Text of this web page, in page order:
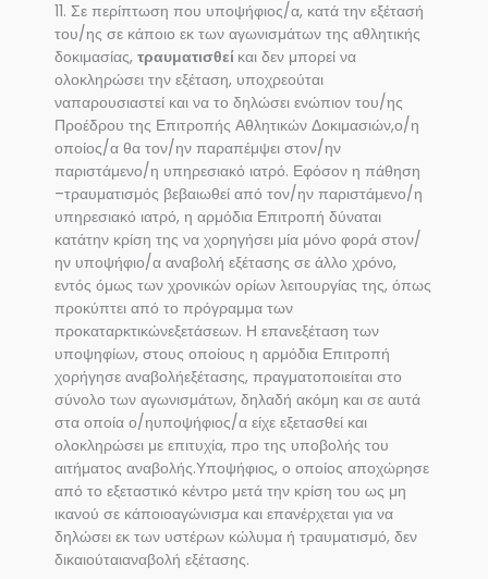
11. Σε περίπτωση που υποψήφιος/α, κατά την εξέτασή
του/ης σε κάποιο εκ των αγωνισμάτων της αθλητικής
δοκιμασίας, τραυματισθεί και δεν μπορεί να
ολοκληρώσει την εξέταση, υποχρεούται
ναπαρουσιαστεί και να το δηλώσει ενώπιον του/ης
Προέδρου της Επιτροπής Αθλητικών Δοκιμασιών,ο/η
οποίος/α θα τον/ην παραπέμψει στον/ην
παριστάμενο/η υπηρεσιακό ιατρό. Εφόσον η πάθηση
–τραυματισμός βεβαιωθεί από τον/ην παριστάμενο/η
υπηρεσιακό ιατρό, η αρμόδια Επιτροπή δύναται
κατάτην κρίση της να χορηγήσει μία μόνο φορά στον/
ην υποψήφιο/α αναβολή εξέτασης σε άλλο χρόνο,
εντός όμως των χρονικών ορίων λειτουργίας της, όπως
προκύπτει από το πρόγραμμα των
προκαταρκτικώνεξετάσεων. Η επανεξέταση των
υποψηφίων, στους οποίους η αρμόδια Επιτροπή
χορήγησε αναβολήεξέτασης, πραγματοποιείται στο
σύνολο των αγωνισμάτων, δηλαδή ακόμη και σε αυτά
στα οποία ο/ηυποψήφιος/α είχε εξετασθεί και
ολοκληρώσει με επιτυχία, προ της υποβολής του
αιτήματος αναβολής.Υποψήφιος, ο οποίος αποχώρησε
από το εξεταστικό κέντρο μετά την κρίση του ως μη
ικανού σε κάποιοαγώνισμα και επανέρχεται για να
δηλώσει εκ των υστέρων κώλυμα ή τραυματισμό, δεν
δικαιούταιαναβολή εξέτασης.